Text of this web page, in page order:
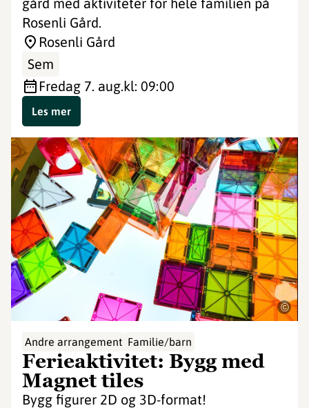
Rosenli Gård.
Rosenli Gård
Sem
fredag 7. aug.kl: 09:00
Les mer
©
Andre arrangement Familie/barn
Ferieaktivitet: Bygg med
Magnet tiles
Bygg figurer 2D og 3D-format!